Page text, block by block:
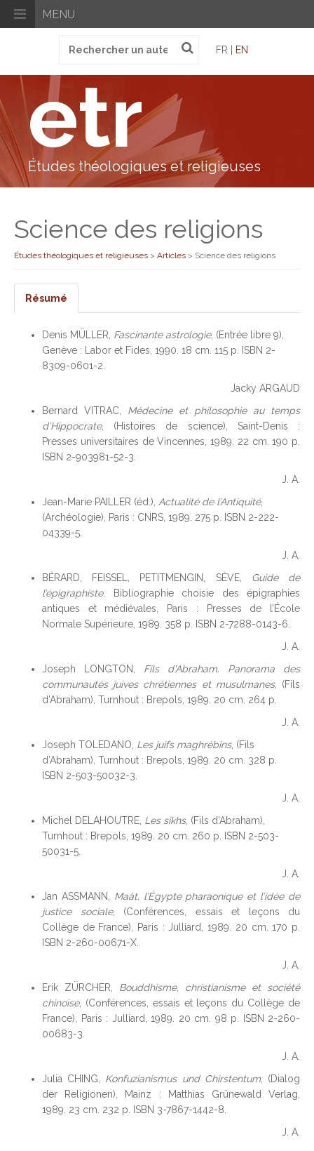
MENU
pour
FR | EN
etr
Études théologiques et religieuses
Science des religions
Études théologiques et religieuses > Articles > Science des religions
Résumé
Denis MÜLLER, Fascinante astrologie, (Entrée libre 9),
Genève : Labor et Fides, 1990. 18 cm. 115 p. ISBN 2-
8309-0601-2.
Jacky ARGAUD
Bernard VITRAC, Médecine et philosophie au temps
d’Hippocrate, (Histoires de science), Saint-Denis :
Presses universitaires de Vincennes, 1989. 22 cm. 190 p.
ISBN 2-903981-52-3.
J. A.
Jean-Marie PAILLER (éd.), Actualité de l’Antiquité,
(Archéologie), Paris : CNRS, 1989. 275 p. ISBN 2-222-
04339-5.
J. A.
BÉRARD, FEISSEL, PETITMENGIN, SÈVE, Guide de
l’épigraphiste. Bibliographie choisie des épigraphies
antiques et médiévales, Paris : Presses de l’École
Normale Supérieure, 1989. 358 p. ISBN 2-7288-0143-6.
J. A.
Joseph LONGTON, Fils d’Abraham. Panorama des
communautés juives chrétiennes et musulmanes, (Fils
d’Abraham), Turnhout : Brepols, 1989. 20 cm. 264 p.
J. A.
Joseph TOLEDANO, Les juifs maghrébins, (Fils
d’Abraham), Turnhout : Brepols, 1989. 20 cm. 328 p.
ISBN 2-503-50032-3.
J. A.
Michel DELAHOUTRE, Les sikhs, (Fils d’Abraham),
Turnhout : Brepols, 1989. 20 cm. 260 p. ISBN 2-503-
50031-5.
J. A.
Jan ASSMANN, Maât, l’Égypte pharaonique et l’idée de
justice sociale, (Conférences, essais et leçons du
Collège de France), Paris : Julliard, 1989. 20 cm. 170 p.
ISBN 2-260-00671-X.
J. A.
Erik ZÜRCHER, Bouddhisme, christianisme et société
chinoise, (Conférences, essais et leçons du Collège de
France), Paris : Julliard, 1989. 20 cm. 98 p. ISBN 2-260-
00683-3.
J. A.
Julia CHING, Konfuzianismus und Chirstentum, (Dialog
der Religionen), Mainz : Matthias Grünewald Verlag,
1989. 23 cm. 232 p. ISBN 3-7867-1442-8.
J. A.